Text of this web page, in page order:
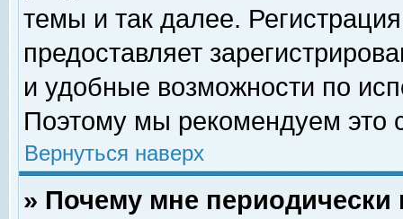
темы и так далее.
предоставляет
и удобные возможности по
Поэтому мы рекомендуем это
Вернуться наверх
» Почему мне